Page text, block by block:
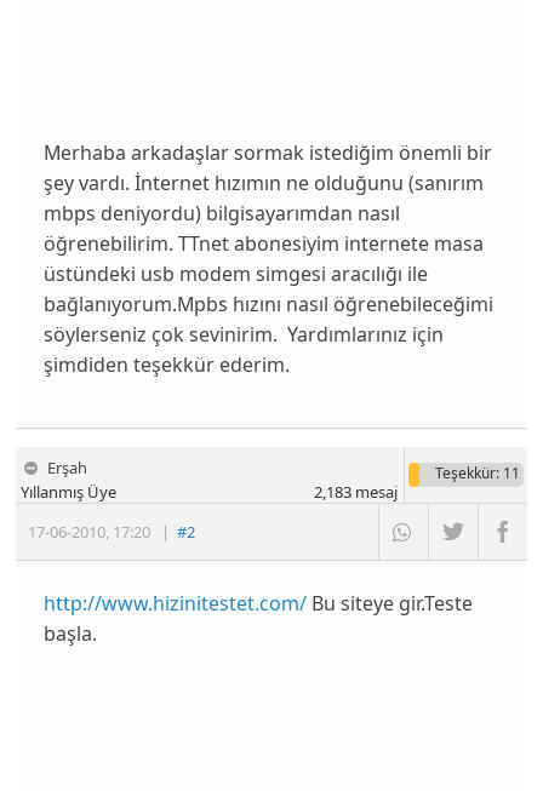
Merhaba arkadaşlar sormak istediğim önemli bir
şey vardı. İnternet hızımın ne olduğunu (sanırım
mbps deniyordu) bilgisayarımdan nasıl
öğrenebilirim. TTnet abonesiyim internete masa
üstündeki usb modem simgesi aracılığı ile
bağlanıyorum.Mpbs hızını nasıl öğrenebileceğimi
söylerseniz çok sevinirim. Yardımlarınız için
şimdiden teşekkür ederim.
Erşah
17-06-2010, 17:20 |#2
Yıllanmış Üye
Teşekkür: 11
2,183mesaj
http://www.hizinitestet.com/Bu siteye gir.Teste
başla.